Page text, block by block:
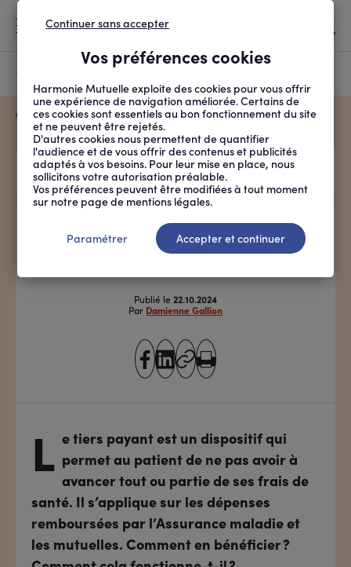
D'ARIANE
ACCUEIL PROTECTION SOCIALE DROITS ET DÉMARCHES
FICHE PRATIQUE
LE TIERS PAYANT, COM...
INFOGRAPHIE
Le tiers payant, comment ça
marche ?
Publié le 22.10.2024
Par Damienne Gallion
partager
partager
Copier
Imprimer
L e tiers payant est un dispositif qui
permet au patient de ne pas avoir à
avancer tout ou partie de ses frais de
santé. Il s’applique sur les dépenses
remboursées par l’Assurance maladie et
les mutuelles. Comment en bénéficier ?
Vos préférences cookies
Harmonie Mutuelle exploite des cookies pour vous offrir
une expérience de navigation améliorée. Certains de
ces cookies sont essentiels au bon fonctionnement du site
et ne peuvent être rejetés.
D'autres cookies nous permettent de quantifier
l'audience et de vous offrir des contenus et publicités
adaptés à vos besoins. Pour leur mise en place, nous
sollicitons votre autorisation préalable.
Vos préférences peuvent être modifiées à tout moment
sur notre page de mentions légales.
Continuer sans accepter
Paramétrer Accepter et continuer